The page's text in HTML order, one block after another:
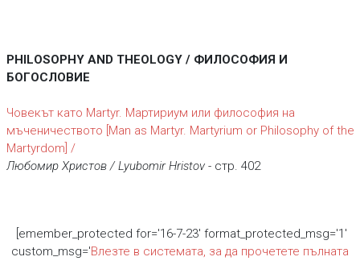
PHILOSOPHY AND THEOLOGY / ФИЛОСОФИЯ И
БОГОСЛОВИЕ
Човекът като Martyr. Мартириум или философия на
мъченичеството [Man as Martyr. Martyrium or Philosophy of the
Martyrdom] /
Любомир Христов / Lyubomir Hristov- стр. 402
[emember_protected for='16-7-23' format_protected_msg='1'
custom_msg='Влезте в системата, за да прочетете пълната